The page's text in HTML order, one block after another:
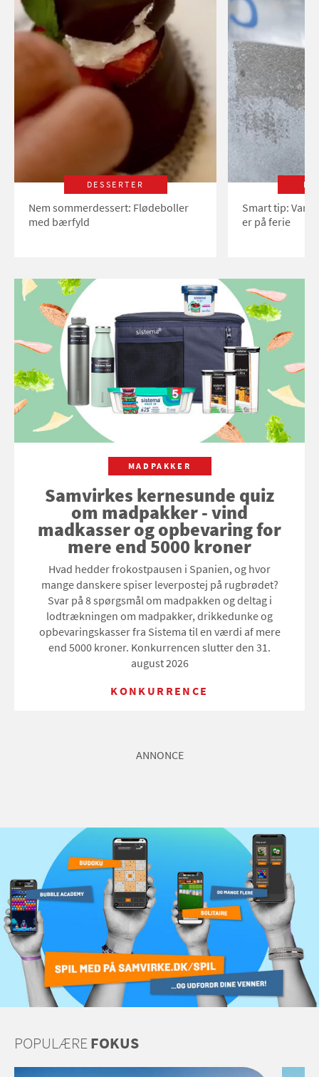
DESSERTER
Nem sommerdessert: Flødeboller
med bærfyld
Smart tip:
er på ferie
MADPAKKER
Samvirkes kernesunde quiz
om madpakker - vind
madkasser og opbevaring for
mere end 5000 kroner
Hvad hedder frokostpausen i Spanien, og hvor
mange danskere spiser leverpostej på rugbrødet?
Svar på 8 spørgsmål om madpakken og deltag i
lodtrækningen om madpakker, drikkedunke og
opbevaringskasser fra Sistema til en værdi af mere
end 5000 kroner. Konkurrencen slutter den 31.
august 2026
KONKURRENCE
ANNONCE
POPULÆREFOKUS